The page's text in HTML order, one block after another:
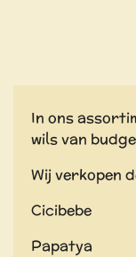
In ons
wils van
Wij verkopen
Cicibebe
Papatya